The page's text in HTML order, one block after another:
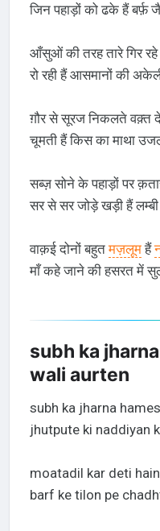
जिन पहाड़ों को ढके हैं बर्फ़
आँसुओं की तरह तारे गिर रहे
रो रही हैं आसमानों की
ग़ौर से सूरज निकलते वक़्त
चूमती हैं किस का माथा
सब्ज़ सोने के पहाड़ों पर
सर से सर जोड़े खड़ी हैं
वाक़ई दोनों बहुतमज़लूमहैं
माँ कहे जाने की हसरत में
subh ka
wali aurten
subh ka jharna
jhutpute ki naddiyan
moatadil kar deti
barf ke tilon pe